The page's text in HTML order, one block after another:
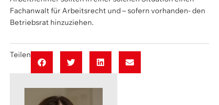
Fachanwalt für Arbeitsrecht und – sofern vorhanden- den
Betriebsrat hinzuziehen.
Teilen